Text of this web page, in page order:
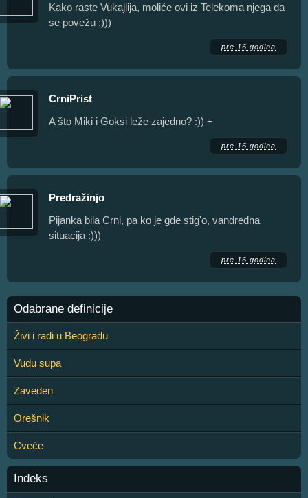
Kako raste Vukajlija, moliće ovi iz Telekoma njega da
se povežu :)))
pre 16 godina
CrniPrist
A što Miki i Goksi leže zajedno? :)) +
pre 16 godina
Predražinjo
Pijanka bila Crni, pa ko je gde stig'o, vandredna
situacija :)))
pre 16 godina
Odabrane definicije
Živi i radi u Beogradu
Vudu supa
Zaveden
Orešnik
Cveće
Indeks